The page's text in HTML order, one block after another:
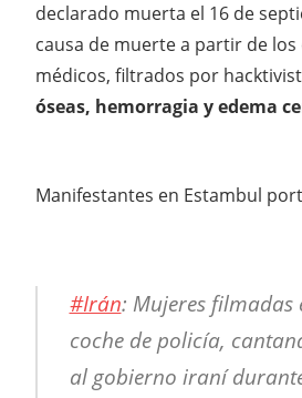
declarado muerta el 16 de
causa de muerte a partir de los
médicos, filtrados por
óseas, hemorragia y edema
Manifestantes en Estambul
#Irán: Mujeres filmadas
coche de policía,
al gobierno iraní